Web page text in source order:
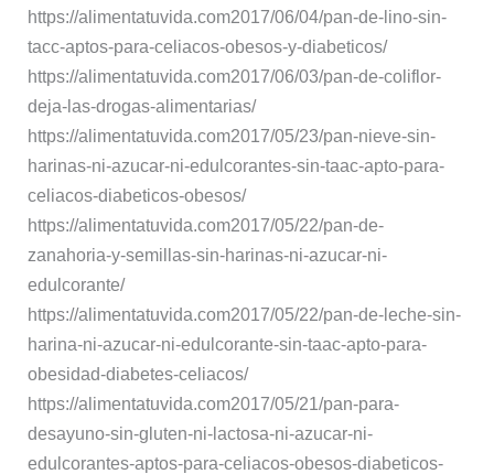
https://alimentatuvida.com2017/06/04/pan-de-lino-sin-
tacc-aptos-para-celiacos-obesos-y-diabeticos/
https://alimentatuvida.com2017/06/03/pan-de-coliflor-
deja-las-drogas-alimentarias/
https://alimentatuvida.com2017/05/23/pan-nieve-sin-
harinas-ni-azucar-ni-edulcorantes-sin-taac-apto-para-
celiacos-diabeticos-obesos/
https://alimentatuvida.com2017/05/22/pan-de-
zanahoria-y-semillas-sin-harinas-ni-azucar-ni-
edulcorante/
https://alimentatuvida.com2017/05/22/pan-de-leche-sin-
harina-ni-azucar-ni-edulcorante-sin-taac-apto-para-
obesidad-diabetes-celiacos/
https://alimentatuvida.com2017/05/21/pan-para-
desayuno-sin-gluten-ni-lactosa-ni-azucar-ni-
edulcorantes-aptos-para-celiacos-obesos-diabeticos-